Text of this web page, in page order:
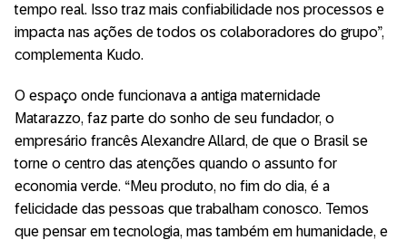
tempo real. Isso traz mais confiabilidade nos processos e
impacta nas ações de todos os colaboradores do grupo”,
complementa Kudo.
O espaço onde funcionava a antiga maternidade
Matarazzo, faz parte do sonho de seu fundador, o
empresário francês Alexandre Allard, de que o Brasil se
torne o centro das atenções quando o assunto for
economia verde. “Meu produto, no fim do dia, é a
felicidade das pessoas que trabalham conosco. Temos
que pensar em tecnologia, mas também em humanidade, e